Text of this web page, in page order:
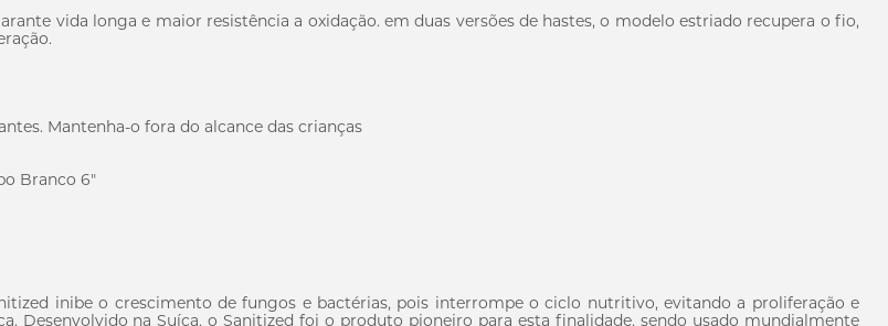
vida longa e maior resistência a oxidação. em duas versões de hastes, o modelo estriado recupera o fio,
Mantenha-o fora do alcance das crianças
Branco 6"
inibe o crescimento de fungos e bactérias, pois interrompe o ciclo nutritivo, evitando a proliferação e
Desenvolvido na Suíça, o Sanitized foi o produto pioneiro para esta finalidade, sendo usado mundialmente